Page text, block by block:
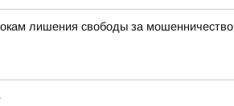
лишения свободы за мошенничество